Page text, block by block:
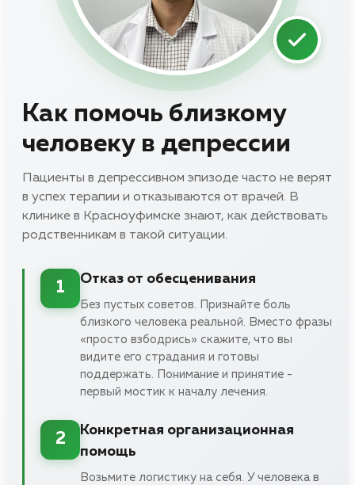
Как помочь близкому
человеку в депрессии
Пациенты в депрессивном эпизоде часто не верят
в успех терапии и отказываются от врачей. В
клинике в Красноуфимске знают, как действовать
родственникам в такой ситуации.
1
Отказ от обесценивания
Без пустых советов. Признайте боль
близкого человека реальной. Вместо фразы
«просто взбодрись» скажите, что вы
видите его страдания и готовы
поддержать. Понимание и принятие -
первый мостик к началу лечения.
2
Конкретная организационная
помощь
Возьмите логистику на себя. У человека в